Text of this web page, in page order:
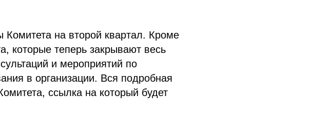
Комитета на второй квартал. Кроме
которые теперь закрывают весь
и мероприятий по
в организации. Вся подробная
ссылка на который будет